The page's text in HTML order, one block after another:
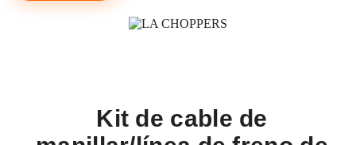
Kit de cable de